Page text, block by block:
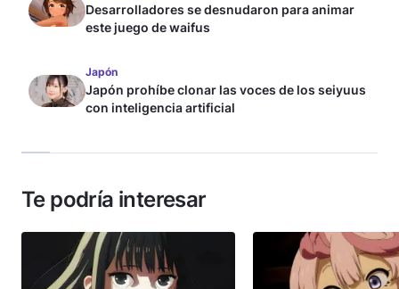
Desarrolladores se desnudaron para animar
este juego de waifus
Japón
Japón prohíbe clonar las voces de los seiyuus
con inteligencia artificial
Te podría interesar